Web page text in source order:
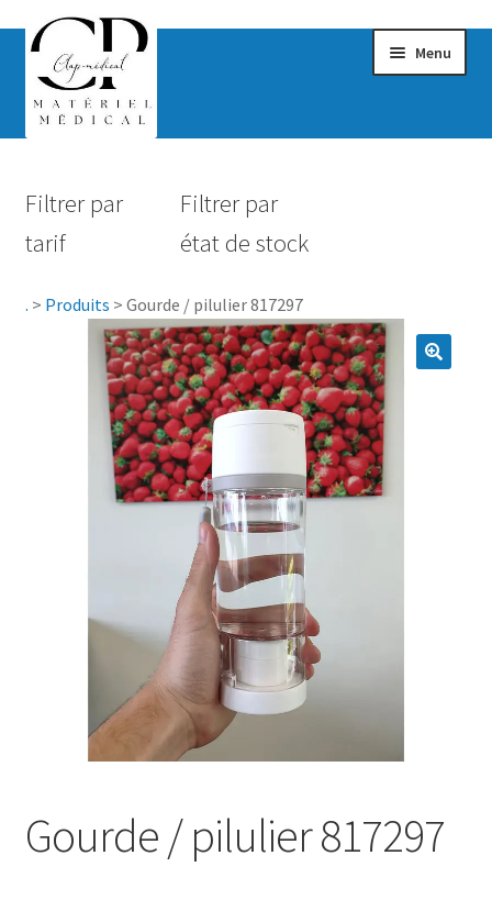
Menu
Hygiène
Rééducation
Maternité
Accessoires Salle de bain
Vêtements & Chaussures
0.00 €
Filtrer par
tarif
Filtrer par
état de stock
. > Produits > Gourde / pilulier 817297
Gourde / pilulier 817297